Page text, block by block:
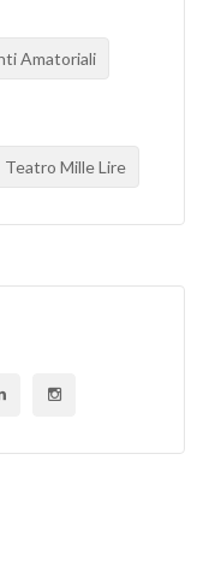
Amatoriali
Teatro Mille Lire